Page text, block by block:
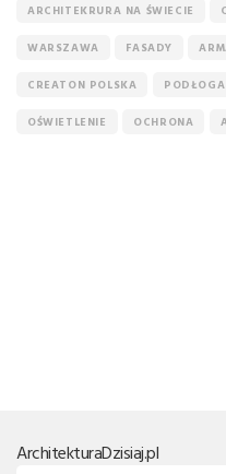
ARCHITEKRURA NA ŚWIECIE
WARSZAWA FASADY
CREATON POLSKA PODŁOGA
OŚWIETLENIE OCHRONA
ArchitekturaDzisiaj.pl